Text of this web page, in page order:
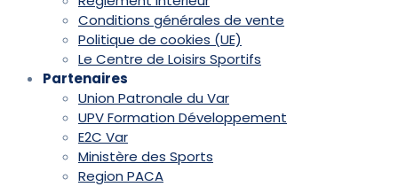
Conditions générales de vente
Politique de cookies (UE)
Le Centre de Loisirs Sportifs
Partenaires
Union Patronale du Var
UPV Formation Développement
E2C Var
Ministère des Sports
Region PACA